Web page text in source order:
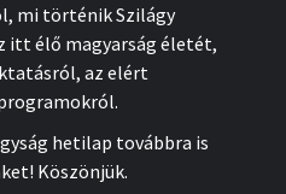
mi történik Szilágy
itt élő magyarság életét,
az elért
hetilap továbbra is
Köszönjük.